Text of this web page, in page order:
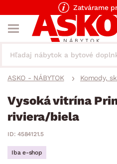
Zatvárame
ASKO - NÁBYTOK Komody,
Vysoká vitrína
riviera/biela
ID: 4584121.5
Iba e-shop